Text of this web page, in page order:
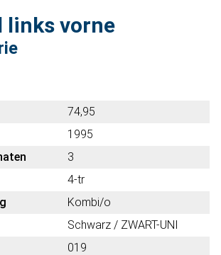
links vorne
74,95
1995
3
4-tr
Kombi/o
Schwarz / ZWART-UNI
019